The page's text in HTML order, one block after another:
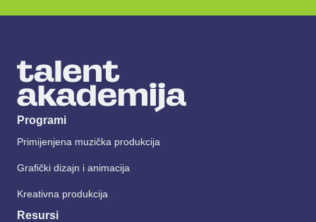
Programi
Primijenjena muzička produkcija
Grafički dizajn i animacija
Kreativna produkcija
Resursi